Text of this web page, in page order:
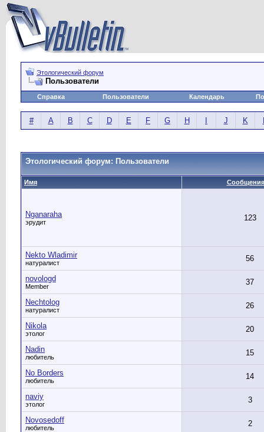
Этологический форум
Пользователи
Справка Пользователи Календарь
# A B C D E F G H J K
Этологический форум: Пользователи
Имя Сообщения
Nganaraha
эрудит 123
Nekto Wladimir
натуралист 56
novologd
Member 37
Nechtolog
натуралист 26
Nikola
этолог 20
Nadin
любитель 15
No Borders
любитель 14
naviy
этолог 3
Novosedoff
любитель 2